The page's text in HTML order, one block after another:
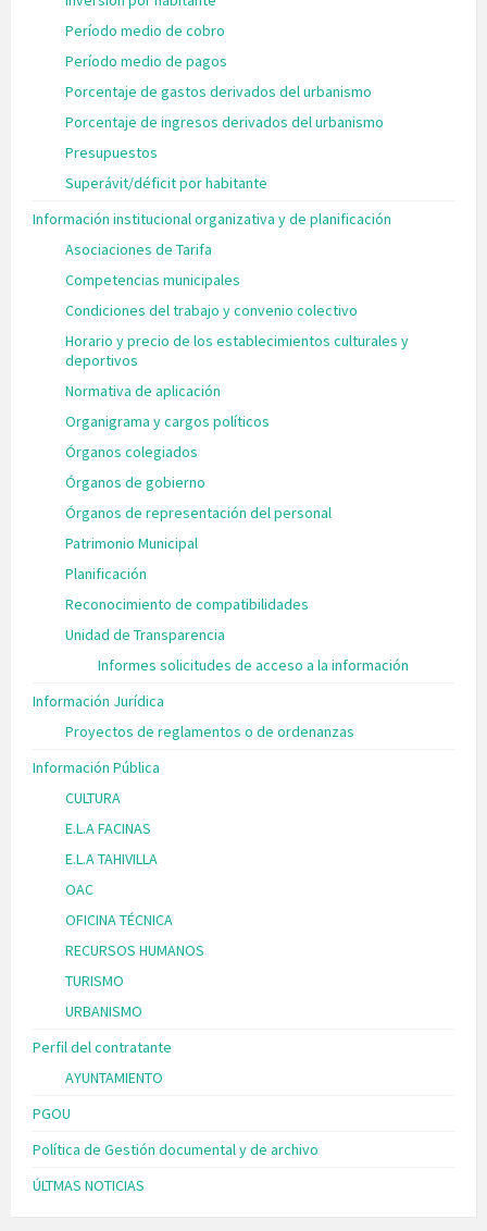
Período medio de cobro
Período medio de pagos
Porcentaje de gastos derivados del urbanismo
Porcentaje de ingresos derivados del urbanismo
Presupuestos
Superávit/déficit por habitante
Información institucional organizativa y de planificación
Asociaciones de Tarifa
Competencias municipales
Condiciones del trabajo y convenio colectivo
Horario y precio de los establecimientos culturales y
deportivos
Normativa de aplicación
Organigrama y cargos políticos
Órganos colegiados
Órganos de gobierno
Órganos de representación del personal
Patrimonio Municipal
Planificación
Reconocimiento de compatibilidades
Unidad de Transparencia
Informes solicitudes de acceso a la información
Información Jurídica
Proyectos de reglamentos o de ordenanzas
Información Pública
CULTURA
E.L.A FACINAS
E.L.A TAHIVILLA
OAC
OFICINA TÉCNICA
RECURSOS HUMANOS
TURISMO
URBANISMO
Perfil del contratante
AYUNTAMIENTO
PGOU
Política de Gestión documental y de archivo
ÚLTMAS NOTICIAS